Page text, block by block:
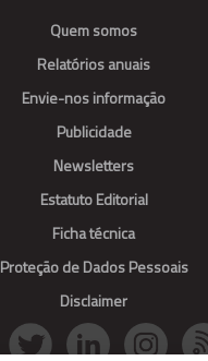
Quem somos
Relatórios anuais
Envie-nos informação
Publicidade
Newsletters
Estatuto Editorial
Ficha técnica
Proteção de Dados Pessoais
Disclaimer